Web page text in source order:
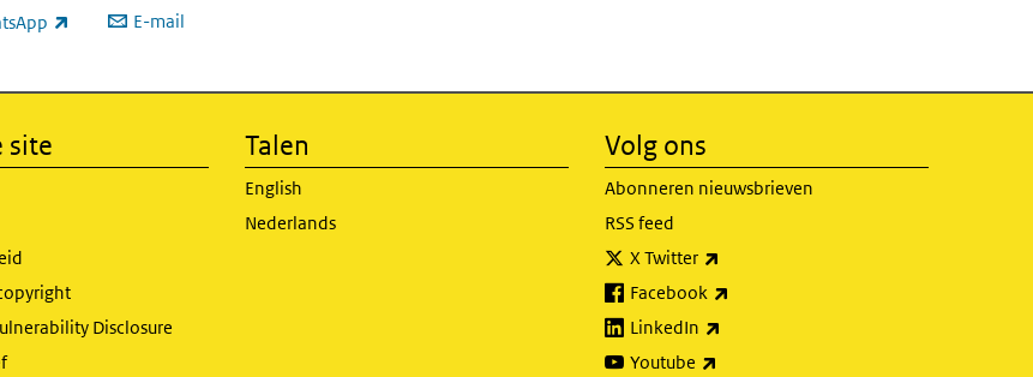
link) E-mail
site
Disclosure
Talen
English
Nederlands
Volg ons
Abonneren nieuwsbrieven
RSS feed
X Twitter
Facebook
LinkedIn
Youtube